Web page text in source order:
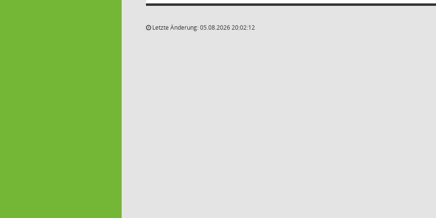
Letzte Änderung: 05.08.2026 20:02:12